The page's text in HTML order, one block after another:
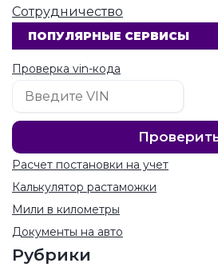
Сотрудничество
ПОПУЛЯРНЫЕ СЕРВИСЫ
Проверка vin-кода
Расчет постановки на учет
Калькулятор растаможки
Мили в километры
Документы на авто
Рубрики